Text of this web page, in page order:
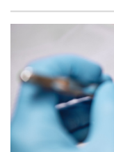
Fonti saudite, 'oggi
Protesta contro la
argentino, scontri
Protesta contro la
argentino, scontri
Sanchez presiederà